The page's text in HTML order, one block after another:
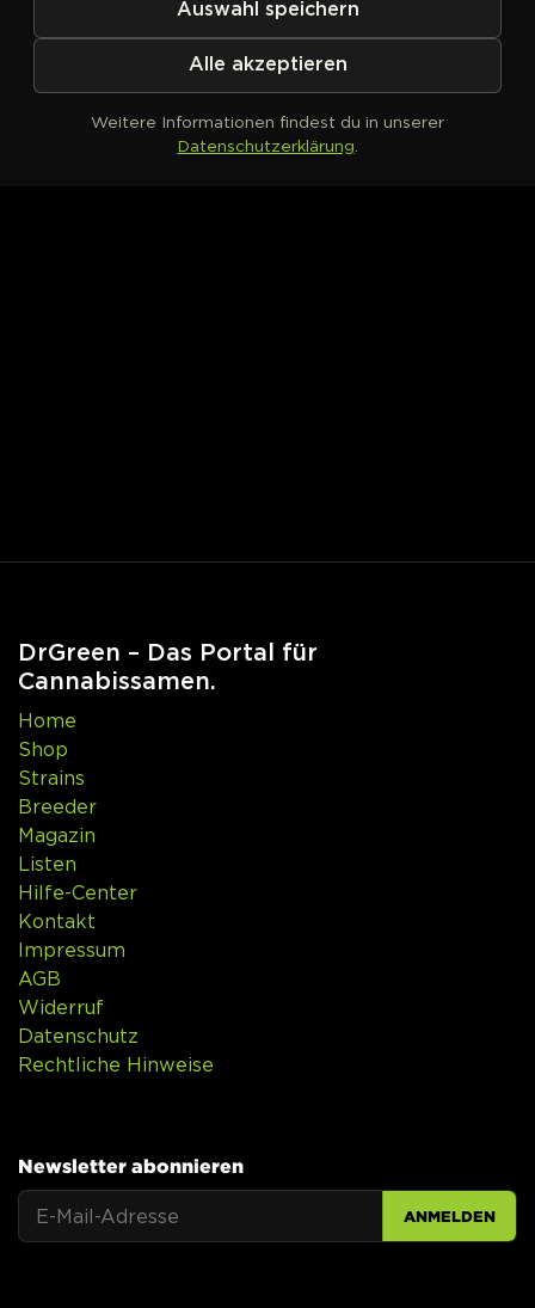
Kein Produkt definiert
DrGreen – Das Portal für
Cannabissamen.
Home
Shop
Strains
Breeder
Magazin
Listen
Hilfe-Center
Kontakt
Impressum
AGB
Widerruf
Datenschutz
Rechtliche Hinweise
Newsletter abonnieren
ANMELDEN
Auswahl speichern
Alle akzeptieren
Weitere Informationen findest du in unserer
Datenschutzerklärung